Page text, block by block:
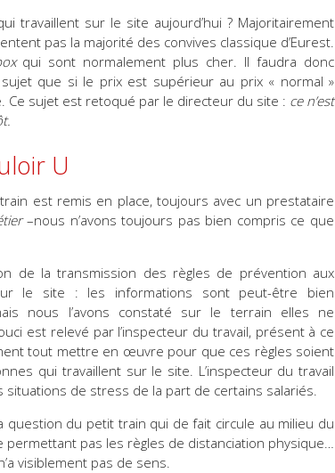
travaillent sur le site aujourd’hui ? Majoritairement
pas la majorité des convives classique d’Eurest.
qui sont normalement plus cher. Il faudra donc
que si le prix est supérieur au prix « normal »
Ce sujet est retoqué par le directeur du site : ce n’est
U
est remis en place, toujours avec un prestataire
–nous n’avons toujours pas bien compris ce que
de la transmission des règles de prévention aux
le site : les informations sont peut-être bien
nous l’avons constaté sur le terrain elles ne
est relevé par l’inspecteur du travail, présent à ce
tout mettre en œuvre pour que ces règles soient
qui travaillent sur le site. L’inspecteur du travail
de stress de la part de certains salariés.
question du petit train qui de fait circule au milieu du
pas les règles de distanciation physique…
visiblement pas de sens.